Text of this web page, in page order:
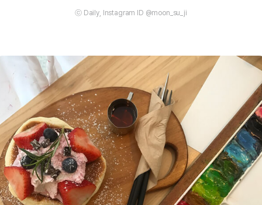
ⓒ Daily, Instagram ID @moon_su_ji